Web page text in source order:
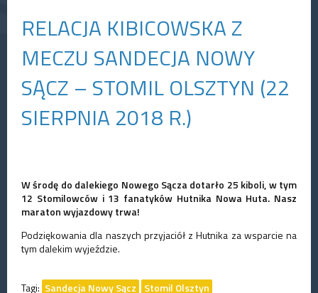
RELACJA KIBICOWSKA Z
MECZU SANDECJA NOWY
SĄCZ – STOMIL OLSZTYN (22
SIERPNIA 2018 R.)
W środę do dalekiego Nowego Sącza dotarło 25 kiboli, w tym
12 Stomilowców i 13 fanatyków Hutnika Nowa Huta. Nasz
maraton wyjazdowy trwa!
Podziękowania dla naszych przyjaciół z Hutnika za wsparcie na
tym dalekim wyjeździe.
Tagi: Sandecja Nowy Sącz Stomil Olsztyn